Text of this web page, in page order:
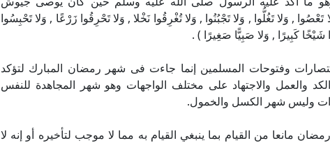
, وَلا تَغُلُّوا , وَلا تَجْبُنُوا , وَلا تُغْرِقُوا نَخْلا , وَلا تَحْرِقُوا زَرْعًا , وَلا تَحْبِسُوا
كَبِيرًا , وَلا صَبِيًّا صَغِيرًا ) .
وفتوحات المسلمين إنما جاءت فى شهر رمضان المبارك لتؤكد
والعمل والاجتهاد على مختلف الواجهات وهو شهر المجاهدة للنفس
وليس شهر الكسل والخمول.
مانعا من القيام بما ينبغي القيام به مما لا موجب لتأخيره أو إنه لا